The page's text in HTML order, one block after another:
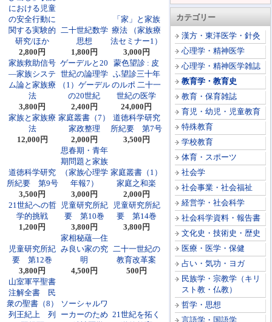
カテゴリー
漢方・東洋医学・針灸
心理学・精神医学
心理学・精神医学雑誌
教育学・教育史
教育・保育雑誌
育児・幼児・児童教育
特殊教育
学校教育
体育・スポーツ
社会学
社会事業・社会福祉
経営学・社会科学
社会科学資料・報告書
文化史・技術史・歴史
医療・医学・保健
占い・気功・ヨガ
民族学・宗教学（キリ
スト教・仏教）
哲学・思想
言語学・国語学
における児童
の安全行動に
関する実験的
研究/ほか
2,800円
二十世紀数学
思想
1,800円
「家」と家族
療法 （家族療
法セミナー1）
3,000円
家族救助信号
―家族システ
ム論と家族療
法
3,800円
ゲーデルと20
世紀の論理学
（1）ゲーデル
の20世紀
2,400円
蒙色望診 : 皮
ふ望診三十年
のルポ 二十一
世紀の医学
24,000円
家族と家族療
法
12,000円
家庭叢書（7）
家政整理
2,000円
道徳科学研究
所紀要 第7号
3,500円
道徳科学研究
所紀要 第9号
3,500円
思春期・青年
期問題と家族
（家族心理学
年報7）
3,000円
家庭叢書（1）
家庭之和楽
2,000円
21世紀への哲
学的挑戦
1,200円
児童研究所紀
要 第10巻
3,800円
児童研究所紀
要 第14巻
3,800円
児童研究所紀
要 第12巻
3,800円
家相秘蘊―住
み良い家の究
明
4,500円
二十一世紀の
教育改革案
500円
山室軍平聖書
注解全書 民
衆の聖書（8）
列王紀上 列
ソーシャルワ
ーカーのため 21世紀を拓く